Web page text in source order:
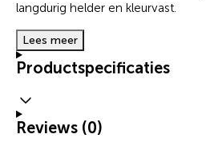
langdurig helder en kleurvast.
Lees meer
Productspecificaties
Reviews (0)